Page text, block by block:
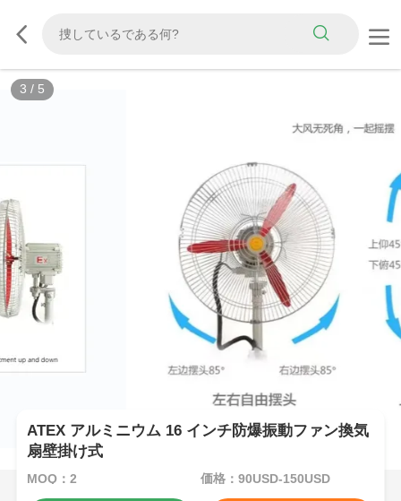
3 / 5
ATEX アルミニウム 16 インチ防爆振動ファン換気
扇壁掛け式
MOQ：2 価格：90USD-150USD